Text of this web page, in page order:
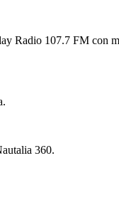
Radio 107.7 FM con
360.